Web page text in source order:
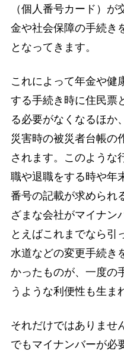
（個人番号カード）
金や社会保障の手続き
となってきます。
これによって年金や健
する手続き時に住民票
る必要がなくなるほか
災害時の被災者台帳の
されます。このような
職や退職をする時や年
番号の記載が求められ
ざまな会社がマイナン
とえばこれまでなら引
水道などの変更手続き
かったものが、一度の
うような利便性も生ま
それだけではありませ
でもマイナンバーが必